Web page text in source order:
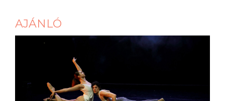
AJÁNLÓ